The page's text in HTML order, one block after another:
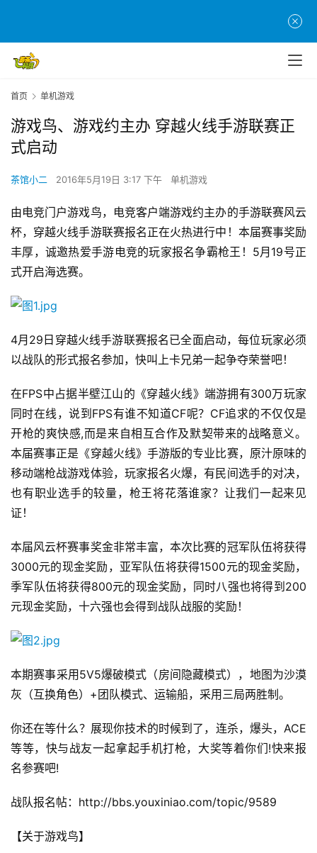
首
页
游
茶
原
游
戏
业
机
游
单
机
戏
休
首页 单机游戏
游戏鸟、游戏约主办 穿越火线手游联赛正
式启动
茶馆小二 2016年5月19日 3:17 下午 单机游戏
由电竞门户游戏鸟，电竞客户端游戏约主办的手游联赛风云
杯，穿越火线手游联赛报名正在火热进行中！本届赛事奖励
丰厚，诚邀热爱手游电竞的玩家报名争霸枪王！5月19号正
式开启海选赛。
4月29日穿越火线手游联赛报名已全面启动，每位玩家必须
以战队的形式报名参加，快叫上卡兄弟一起争夺荣誉吧！
在FPS中占据半壁江山的《穿越火线》端游拥有300万玩家
同时在线，说到FPS有谁不知道CF呢？CF追求的不仅仅是
开枪的爽快感,而是来自相互合作及默契带来的战略意义。
本届赛事正是《穿越火线》手游版的专业比赛，原汁原味的
移动端枪战游戏体验，玩家报名火爆，有民间选手的对决，
也有职业选手的较量，枪王将花落谁家？让我们一起来见
证！
本届风云杯赛事奖金非常丰富，本次比赛的冠军队伍将获得
3000元的现金奖励，亚军队伍将获得1500元的现金奖励，
季军队伍将获得800元的现金奖励，同时八强也将得到200
元现金奖励，十六强也会得到战队战服的奖励！
本期赛事采用5V5爆破模式（房间隐藏模式），地图为沙漠
灰（互换角色）+团队模式、运输船，采用三局两胜制。
你还在等什么？展现你技术的时候到了，连杀，爆头，ACE
等等，快与战友一起拿起手机打枪，大奖等着你们!快来报
名参赛吧!
战队报名帖：http://bbs.youxiniao.com/topic/9589
【关于游戏鸟】